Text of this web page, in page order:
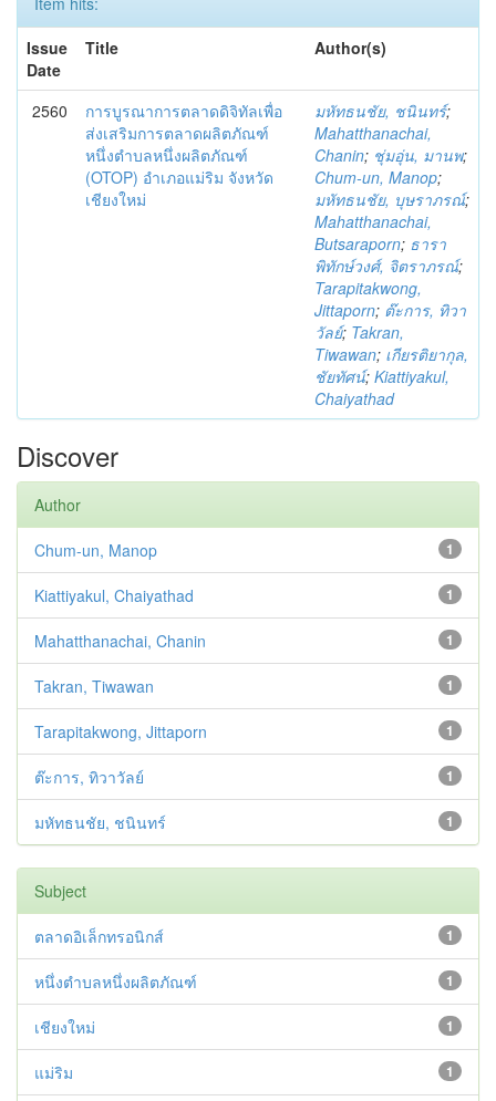
Issue
Date
Title Author(s)
2560
การบูรณาการตลาดดิจิทัลเพื่อ
ส่งเสริมการตลาดผลิตภัณฑ์
หนึ่งตำบลหนึ่งผลิตภัณฑ์
(OTOP) อำเภอแม่ริม จังหวัด
เชียงใหม่
มหัทธนชัย, ชนินทร์;
Mahatthanachai,
Chanin; ชุ่มอุ่น, มานพ;
Chum-un, Manop;
มหัทธนชัย, บุษราภรณ์;
Mahatthanachai,
Butsaraporn; ธารา
พิทักษ์วงศ์, จิตราภรณ์;
Tarapitakwong,
Jittaporn; ต๊ะการ, ทิวา
วัลย์; Takran,
Tiwawan; เกียรติยากุล,
ชัยทัศน์; Kiattiyakul,
Chaiyathad
Discover
Author
1
Chum-un, Manop
1
Kiattiyakul, Chaiyathad
1
Mahatthanachai, Chanin
1
Takran, Tiwawan
1
Tarapitakwong, Jittaporn
1
ต๊ะการ, ทิวาวัลย์
1
มหัทธนชัย, ชนินทร์
Subject
1
ตลาดอิเล็กทรอนิกส์
1
หนึ่งตำบลหนึ่งผลิตภัณฑ์
1
เชียงใหม่
1
แม่ริม